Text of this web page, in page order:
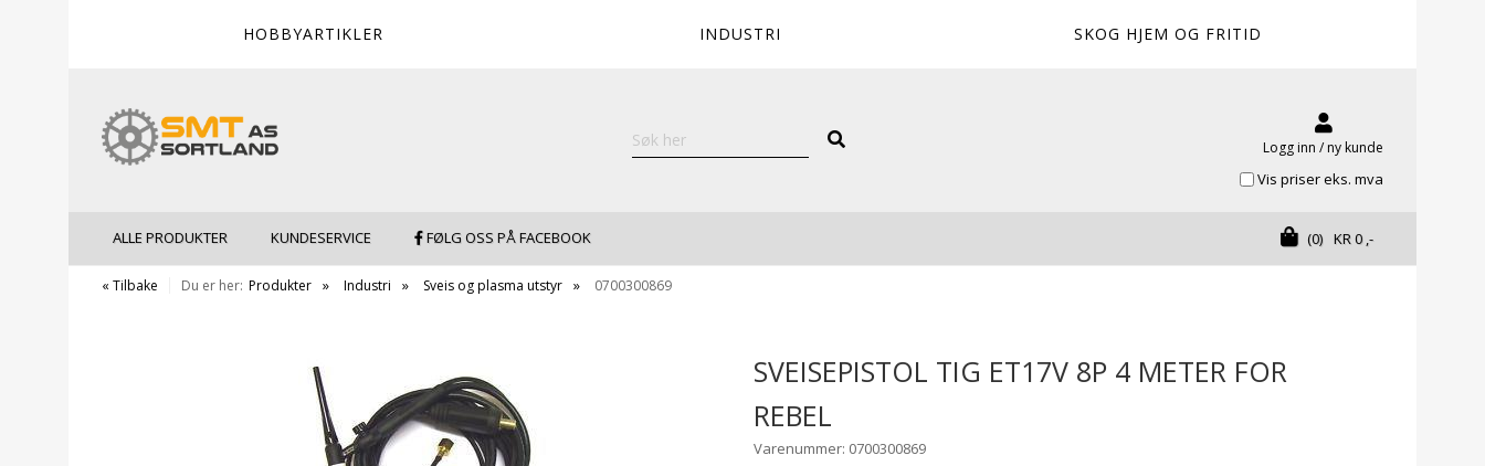
HOBBYARTIKLER INDUSTRI SKOG HJEM OG FRITID
Logg inn / ny kunde
Vis priser eks. mva
ALLE PRODUKTER KUNDESERVICE FØLG OSS PÅ FACEBOOK KR0,-
(0)
« Tilbake Du er her: Produkter Industri Sveis og plasma utstyr 0700300869
SVEISEPISTOL TIG ET17V 8P 4 METER FOR
REBEL
Varenummer: 0700300869